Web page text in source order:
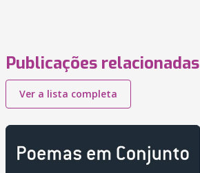
Publicações relacionadas
Ver a lista completa